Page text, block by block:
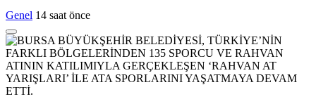
Genel 14 saat önce